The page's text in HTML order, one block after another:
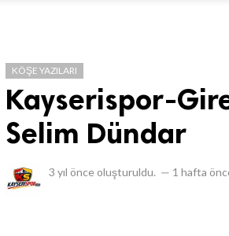
KÖŞE YAZILARI
Kayserispor-
Selim Dündar
3 yıl önce oluşturuldu. — 1 hafta